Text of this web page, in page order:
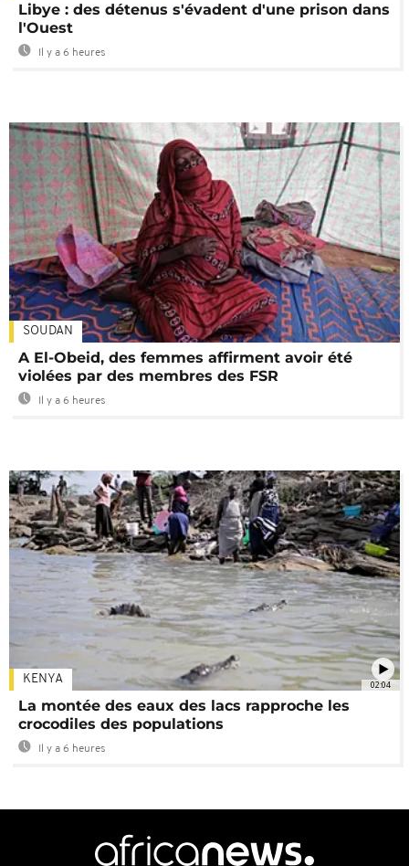
Libye : des détenus s'évadent d'une prison dans
l'Ouest
Il y a 6 heures
SOUDAN
A El-Obeid, des femmes affirment avoir été
violées par des membres des FSR
Il y a 6 heures
02:04
KENYA
La montée des eaux des lacs rapproche les
crocodiles des populations
Il y a 6 heures